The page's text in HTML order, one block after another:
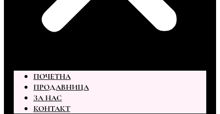
ПОЧЕТНА
ПРОДАВНИЦА
ЗА НАС
КОНТАКТ